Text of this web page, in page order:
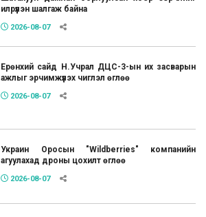
илрүүлэн шалгаж байна
2026-08-07
Ерөнхий сайд Н.Учрал ДЦС-3-ын их засварын
ажлыг эрчимжүүлэх чиглэл өглөө
2026-08-07
Украин Оросын "Wildberries" компанийн
агуулахад дроны цохилт өглөө
2026-08-07